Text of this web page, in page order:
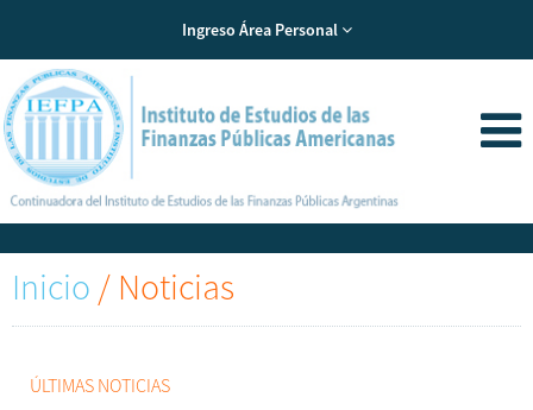
Ingreso Área Personal
Inicio / Noticias
ÚLTIMAS NOTICIAS